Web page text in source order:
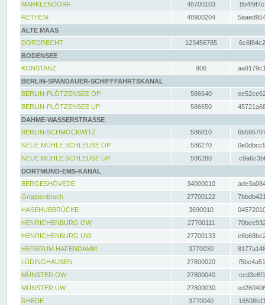
MARKLENDORF
48700103
RETHEM
48900204
ALTE MAAS
DORDRECHT
123456785
BODENSEE
KONSTANZ
906
BERLIN-SPANDAUER-SCHIFFFAHRTSKANAL
BERLIN-PLÖTZENSEE OP
586640
BERLIN-PLÖTZENSEE UP
586650
DAHME-WASSERSTRASSE
BERLIN-SCHMÖCKWITZ
586810
NEUE MÜHLE SCHLEUSE OP
586270
NEUE MÜHLE SCHLEUSE UP
586280
DORTMUND-EMS-KANAL
BERGESHÖVEDE
34000010
Groppenbruch
27700122
HASEHUBBRÜCKE
3690010
HENRICHENBURG OW
27700111
HENRICHENBURG UW
27700133
HERBRUM HAFENDAMM
3770030
LÜDINGHAUSEN
27800020
MÜNSTER OW
27800040
MÜNSTER UW
27800030
RHEDE
3770040